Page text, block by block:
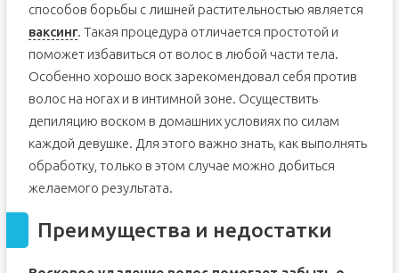
способов борьбы с лишней растительностью является
ваксинг. Такая процедура отличается простотой и
поможет избавиться от волос в любой части тела.
Особенно хорошо воск зарекомендовал себя против
волос на ногах и в интимной зоне. Осуществить
депиляцию воском в домашних условиях по силам
каждой девушке. Для этого важно знать, как выполнять
обработку, только в этом случае можно добиться
желаемого результата.
Преимущества и недостатки